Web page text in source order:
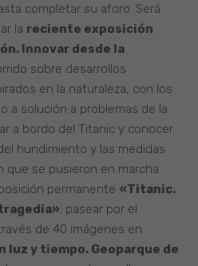
completar su aforo. Será
la reciente exposición
Innovar desde la
sobre desarrollos
en la naturaleza, con los
a solución a problemas de la
a bordo del Titanic y conocer
hundimiento y las medidas
que se pusieron en marcha
permanente «Titanic.
; pasear por el
de 40 imágenes en
luz y tiempo. Geoparque de